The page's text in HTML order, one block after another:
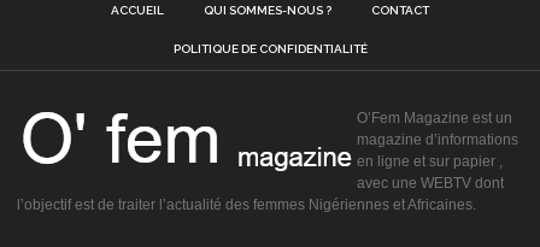
ACCUEIL QUI SOMMES-NOUS ? CONTACT
POLITIQUE DE CONFIDENTIALITÉ
O’Fem Magazine est un
magazine d’informations
en ligne et sur papier ,
avec une WEBTV dont
l’objectif est de traiter l’actualité des femmes Nigériennes et Africaines.